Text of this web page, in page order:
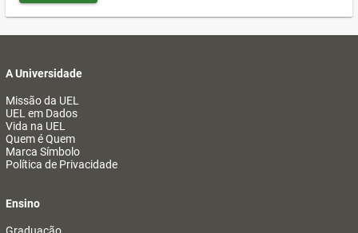
A Universidade
Missão da UEL
UEL em Dados
Vida na UEL
Quem é Quem
Marca Símbolo
Política de Privacidade
Ensino